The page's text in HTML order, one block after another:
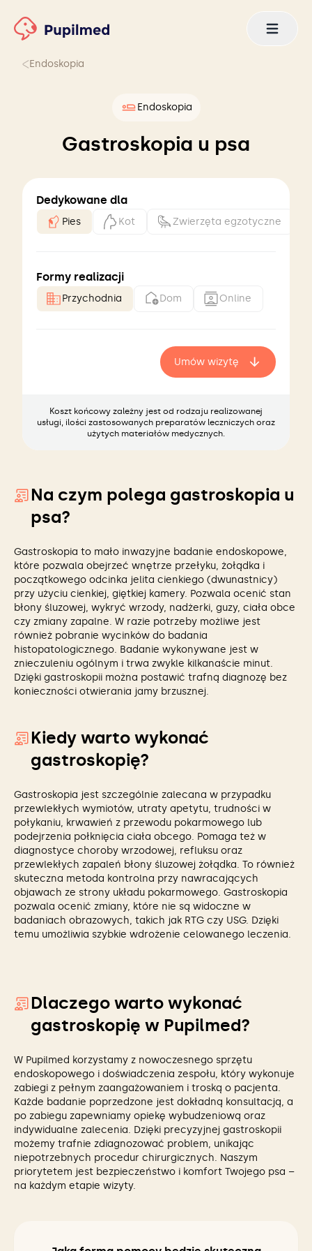
Endoskopia
Endoskopia
Gastroskopia u psa
Dedykowane dla
Pies Kot Zwierzęta egzotyczne
Formy realizacji
Przychodnia Dom Online
Umów wizytę
Koszt końcowy zależny jest od rodzaju realizowanej
usługi, ilości zastosowanych preparatów leczniczych oraz
użytych materiałów medycznych.
Na czym polega gastroskopia u
psa?
Gastroskopia to mało inwazyjne badanie endoskopowe,
które pozwala obejrzeć wnętrze przełyku, żołądka i
początkowego odcinka jelita cienkiego (dwunastnicy)
przy użyciu cienkiej, giętkiej kamery. Pozwala ocenić stan
błony śluzowej, wykryć wrzody, nadżerki, guzy, ciała obce
czy zmiany zapalne. W razie potrzeby możliwe jest
również pobranie wycinków do badania
histopatologicznego. Badanie wykonywane jest w
znieczuleniu ogólnym i trwa zwykle kilkanaście minut.
Dzięki gastroskopii można postawić trafną diagnozę bez
konieczności otwierania jamy brzusznej.
Kiedy warto wykonać
gastroskopię?
Gastroskopia jest szczególnie zalecana w przypadku
przewlekłych wymiotów, utraty apetytu, trudności w
połykaniu, krwawień z przewodu pokarmowego lub
podejrzenia połknięcia ciała obcego. Pomaga też w
diagnostyce choroby wrzodowej, refluksu oraz
przewlekłych zapaleń błony śluzowej żołądka. To również
skuteczna metoda kontrolna przy nawracających
objawach ze strony układu pokarmowego. Gastroskopia
pozwala ocenić zmiany, które nie są widoczne w
badaniach obrazowych, takich jak RTG czy USG. Dzięki
temu umożliwia szybkie wdrożenie celowanego leczenia.
Dlaczego warto wykonać
gastroskopię w Pupilmed?
W Pupilmed korzystamy z nowoczesnego sprzętu
endoskopowego i doświadczenia zespołu, który wykonuje
zabiegi z pełnym zaangażowaniem i troską o pacjenta.
Każde badanie poprzedzone jest dokładną konsultacją, a
po zabiegu zapewniamy opiekę wybudzeniową oraz
indywidualne zalecenia. Dzięki precyzyjnej gastroskopii
możemy trafnie zdiagnozować problem, unikając
niepotrzebnych procedur chirurgicznych. Naszym
priorytetem jest bezpieczeństwo i komfort Twojego psa –
na każdym etapie wizyty.